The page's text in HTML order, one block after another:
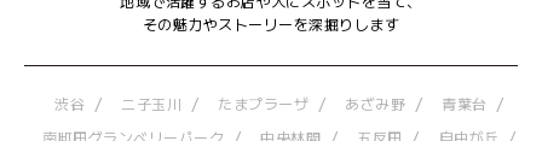
その魅力やストーリーを深掘りします
渋谷 二子玉川 たまプラーザ あざみ野
青葉台